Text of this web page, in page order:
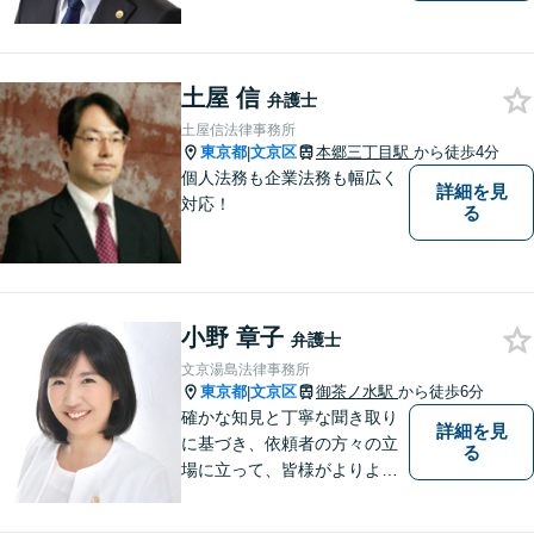
不動産／企業法務／労働問題e
tc...お気軽にご相談ください。
土屋 信 弁護士
土屋信法律事務所
東京都|文京区 本郷三丁目駅 から徒歩4分
個人法務も企業法務も幅広く
対応！
詳細を見
る
小野 章子 弁護士
文京湯島法律事務所
東京都|文京区 御茶ノ水駅 から徒歩6分
確かな知見と丁寧な聞き取り
に基づき、依頼者の方々の立
場に立って、皆様がよりよい
詳細を見
る